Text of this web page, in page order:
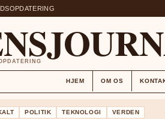
HJEM OM OS
POLITIK TEKNOLOGI VERDEN